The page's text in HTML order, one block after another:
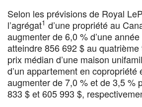
Selon les prévisions de Royal
l’agrégat1 d’une propriété au
augmenter de 6,0 % d’une
atteindre 856 692 $ au
prix médian d’une maison
d’un appartement en copropriété
augmenter de 7,0 % et de 3,5 %
833 $ et 605 993 $,